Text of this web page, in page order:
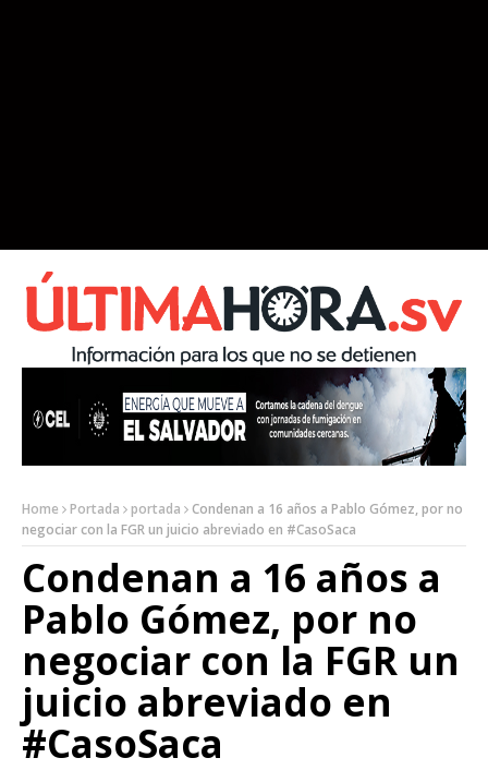
Home Portada portada
Condenan a 16 años a Pablo Gómez, por no
negociar con la FGR un juicio abreviado en #CasoSaca
Condenan a 16 años a
Pablo Gómez, por no
negociar con la FGR un
juicio abreviado en
#CasoSaca